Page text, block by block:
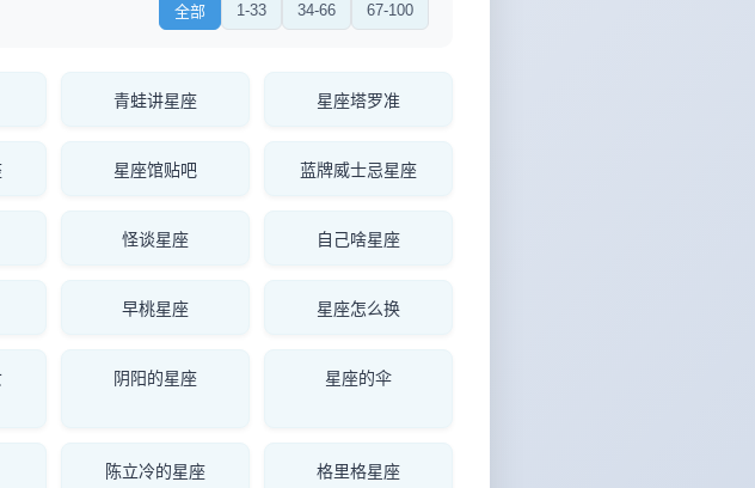
全部 1-33 34-66 67-100
青蛙讲星座 星座塔罗准
星座馆贴吧 蓝牌威士忌星座
怪谈星座 自己啥星座
早桃星座 星座怎么换
阴阳的星座 星座的伞
陈立冷的星座 格里格星座